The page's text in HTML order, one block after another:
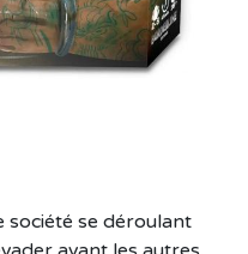
société se dérou­lant